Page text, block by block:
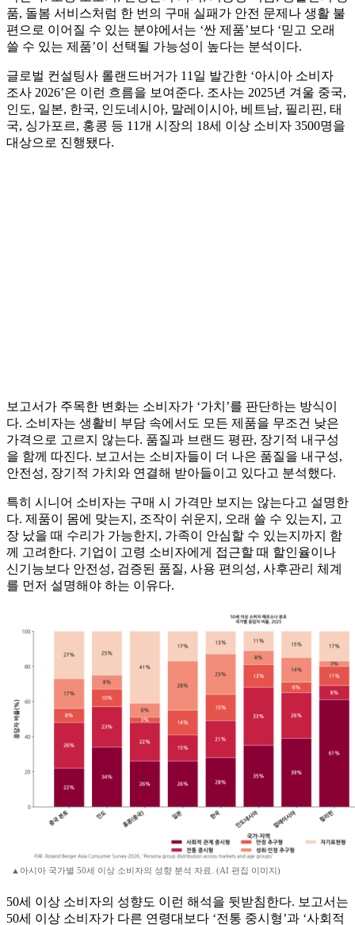
품, 돌봄 서비스처럼 한 번의 구매 실패가 안전 문제나 생활 불
편으로 이어질 수 있는 분야에서는 ‘싼 제품’보다 ‘믿고 오래
쓸 수 있는 제품’이 선택될 가능성이 높다는 분석이다.
글로벌 컨설팅사 롤랜드버거가 11일 발간한 ‘아시아 소비자
조사 2026’은 이런 흐름을 보여준다. 조사는 2025년 겨울 중국,
인도, 일본, 한국, 인도네시아, 말레이시아, 베트남, 필리핀, 태
국, 싱가포르, 홍콩 등 11개 시장의 18세 이상 소비자 3500명을
대상으로 진행됐다.
보고서가 주목한 변화는 소비자가 ‘가치’를 판단하는 방식이
다. 소비자는 생활비 부담 속에서도 모든 제품을 무조건 낮은
가격으로 고르지 않는다. 품질과 브랜드 평판, 장기적 내구성
을 함께 따진다. 보고서는 소비자들이 더 나은 품질을 내구성,
안전성, 장기적 가치와 연결해 받아들이고 있다고 분석했다.
특히 시니어 소비자는 구매 시 가격만 보지는 않는다고 설명한
다. 제품이 몸에 맞는지, 조작이 쉬운지, 오래 쓸 수 있는지, 고
장 났을 때 수리가 가능한지, 가족이 안심할 수 있는지까지 함
께 고려한다. 기업이 고령 소비자에게 접근할 때 할인율이나
신기능보다 안전성, 검증된 품질, 사용 편의성, 사후관리 체계
를 먼저 설명해야 하는 이유다.
▲아시아 국가별 50세 이상 소비자의 성향 분석 자료. (AI 편집 이미지)
50세 이상 소비자의 성향도 이런 해석을 뒷받침한다. 보고서는
50세 이상 소비자가 다른 연령대보다 ‘전통 중시형’과 ‘사회적